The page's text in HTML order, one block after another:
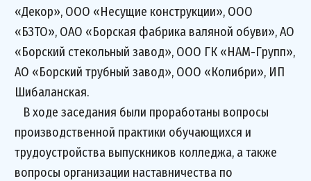
«Декор», ООО «Несущие конструкции», ООО
«БЗТО», ОАО «Борская фабрика валяной обуви», АО
«Борский стекольный завод», ООО ГК «НАМ-Групп»,
АО «Борский трубный завод», ООО «Колибри», ИП
Шибаланская.
В ходе заседания были проработаны вопросы
производственной практики обучающихся и
трудоустройства выпускников колледжа, а также
вопросы организации наставничества по